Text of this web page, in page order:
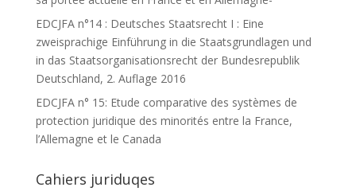
EDCJFA n°14 : Deutsches Staatsrecht I : Eine
zweisprachige Einführung in die Staatsgrundlagen und
in das Staatsorganisationsrecht der Bundesrepublik
Deutschland, 2. Auflage 2016
EDCJFA n° 15: Etude comparative des systèmes de
protection juridique des minorités entre la France,
l’Allemagne et le Canada
Cahiers juriduqes